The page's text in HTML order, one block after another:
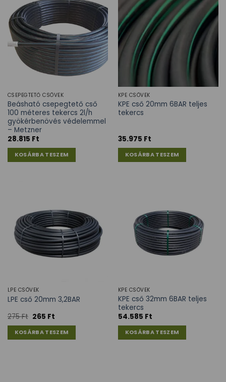
CSEPEGTETŐ CSÖVEK
Beásható csepegtető cső
100 méteres tekercs 2l/h
gyökérbenövés védelemmel
– Metzner
28.815 Ft
KOSÁRBA TESZEM
KPE CSÖVEK
KPE cső 20mm 6BAR teljes
tekercs
35.975 Ft
KOSÁRBA TESZEM
LPE CSÖVEK
LPE cső 20mm 3,2BAR
275Ft 265 Ft
KOSÁRBA TESZEM
KPE CSÖVEK
KPE cső 32mm 6BAR teljes
tekercs
54.585 Ft
KOSÁRBA TESZEM